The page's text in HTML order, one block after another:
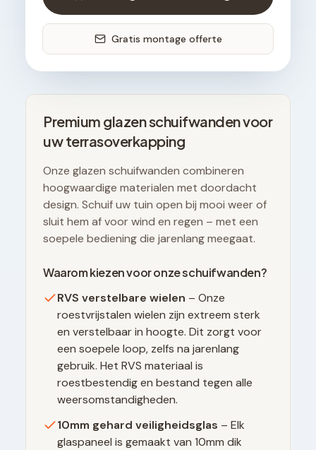
Gratis montage offerte
Premium glazen schuifwanden voor
uw terrasoverkapping
Onze glazen schuifwanden combineren
hoogwaardige materialen met doordacht
design. Schuif uw tuin open bij mooi weer of
sluit hem af voor wind en regen – met een
soepele bediening die jarenlang meegaat.
Waarom kiezen voor onze schuifwanden?
RVS verstelbare wielen – Onze
roestvrijstalen wielen zijn extreem sterk
en verstelbaar in hoogte. Dit zorgt voor
een soepele loop, zelfs na jarenlang
gebruik. Het RVS materiaal is
roestbestendig en bestand tegen alle
weersomstandigheden.
10mm gehard veiligheidsglas – Elk
glaspaneel is gemaakt van 10mm dik